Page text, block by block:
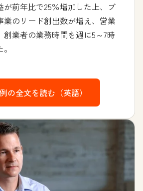
が前年比で25％増加した上、ブ
業のリード創出数が増え、営業
業者の業務時間を週に5～7時
の全文を読む（英語）